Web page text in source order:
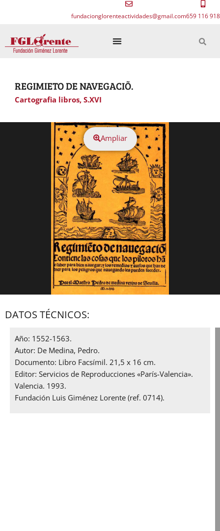
fundacionglorenteactividades@gmail.com659 116 918
REGIMIETO DE NAVEGACIÕ.
Cartografia libros, S.XVI
Ampliar
DATOS TÉCNICOS:
Año: 1552-1563.
Autor: De Medina, Pedro.
Documento: Libro Facsímil. 21,5 x 16 cm.
Editor: Servicios de Reproducciones «París-Valencia».
Valencia. 1993.
Fundación Luis Giménez Lorente (ref. 0714).